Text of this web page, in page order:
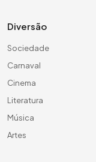
Diversão
Sociedade
Carnaval
Cinema
Literatura
Música
Artes